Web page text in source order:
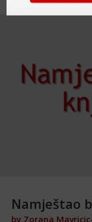
Namještao
by Zorana